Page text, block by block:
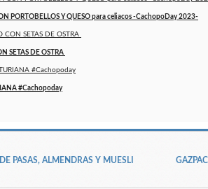
PORTOBELLOS Y QUESO para celiacos -CachopoDay 2023-
SETAS DE OSTRA
#Cachopoday
PASAS, ALMENDRAS Y MUESLI